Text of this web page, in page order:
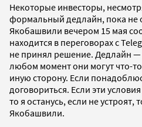
Некоторые инвесторы,
формальный дедлайн, пока не
Якобашвили вечером 15 мая
находится в переговорах с
не принял решение. Дедлайн —
любом момент они могут что-то
иную сторону. Если
договориться. Если эти
то я останусь, если не устроят,
Якобашвили.